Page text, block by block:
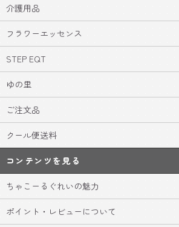
介護用品
フラワーエッセンス
STEP EQT
ゆの里
ご注文品
クール便送料
コンテンツを見る
ちゃこーるぐれいの魅力
ポイント・レビューについて